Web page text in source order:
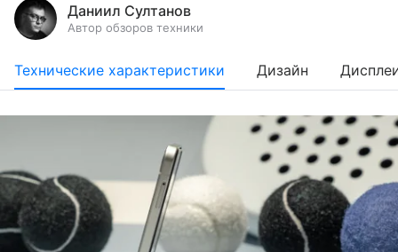
Даниил Султанов
Автор обзоров техники
Технические характеристики Дизайн